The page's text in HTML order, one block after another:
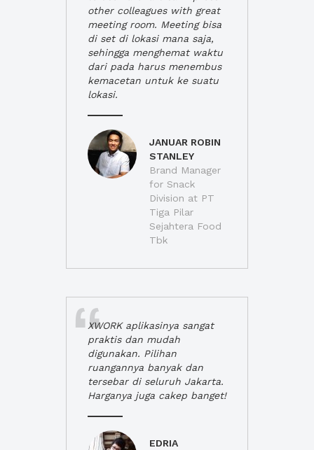
other colleagues with great
meeting room. Meeting bisa
di set di lokasi mana saja,
sehingga menghemat waktu
dari pada harus menembus
kemacetan untuk ke suatu
lokasi.
JANUAR ROBIN
STANLEY
Brand Manager
for Snack
Division at PT
Tiga Pilar
Sejahtera Food
Tbk
XWORK aplikasinya sangat
praktis dan mudah
digunakan. Pilihan
ruangannya banyak dan
tersebar di seluruh Jakarta.
Harganya juga cakep banget!
EDRIA